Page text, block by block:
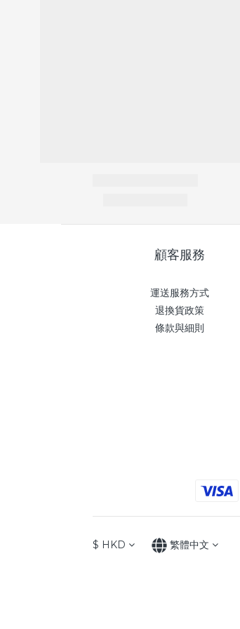
顧客服務
運送服務方式
退換貨政策
條款與細則
$ HKD 繁體中文